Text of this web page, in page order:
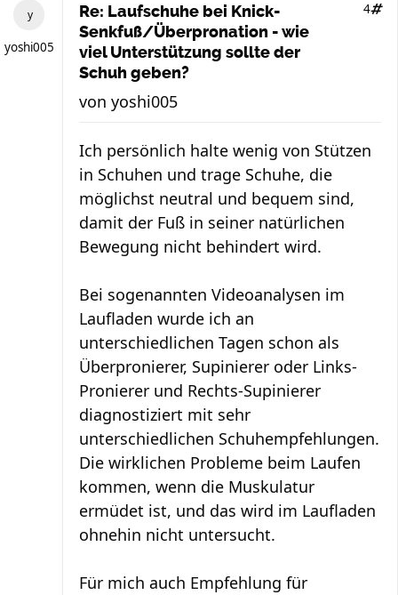
yoshi005
Re: Laufschuhe bei Knick-
Senkfuß/Überpronation - wie
viel Unterstützung sollte der
Schuh geben?
4
von yoshi005
Ich persönlich halte wenig von Stützen
in Schuhen und trage Schuhe, die
möglichst neutral und bequem sind,
damit der Fuß in seiner natürlichen
Bewegung nicht behindert wird.
Bei sogenannten Videoanalysen im
Laufladen wurde ich an
unterschiedlichen Tagen schon als
Überpronierer, Supinierer oder Links-
Pronierer und Rechts-Supinierer
diagnostiziert mit sehr
unterschiedlichen Schuhempfehlungen.
Die wirklichen Probleme beim Laufen
kommen, wenn die Muskulatur
ermüdet ist, und das wird im Laufladen
ohnehin nicht untersucht.
Für mich auch Empfehlung für